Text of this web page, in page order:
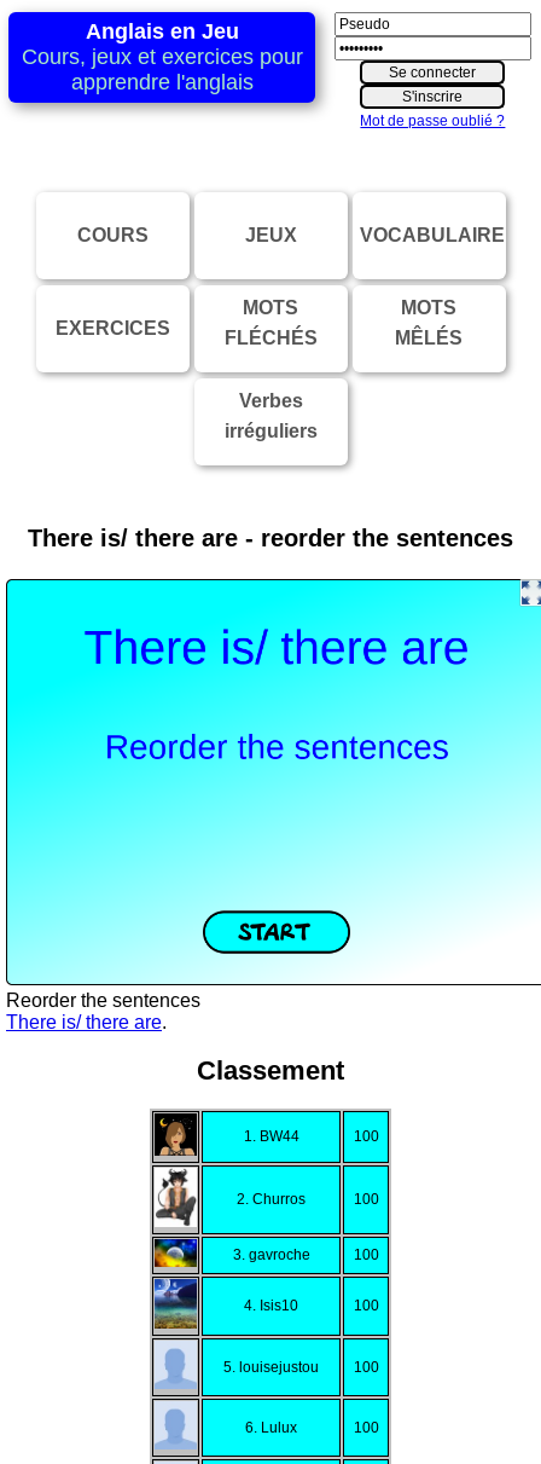
Anglais en Jeu
Cours, jeux et exercices pour
apprendre l'anglais
Mot de passe oublié ?
COURS JEUX VOCABULAIRE
EXERCICES
MOTS
FLÉCHÉS
MOTS
MÊLÉS
Verbes
irréguliers
There is/ there are - reorder the sentences
Reorder the sentences
There is/ there are.
Classement
1. BW44 100
2. Churros 100
3. gavroche 100
4. Isis10 100
5. louisejustou 100
6. Lulux 100